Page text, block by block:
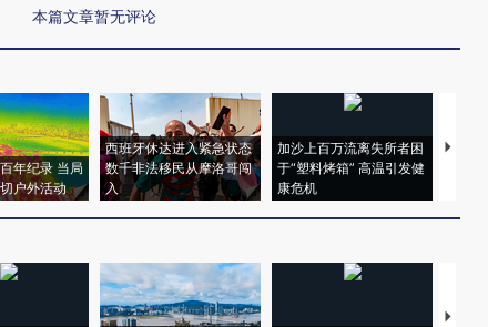
本篇文章暂无评论
年纪录 当局
户外活动
西班牙休达进入紧急状态
数千非法移民从摩洛哥闯
入
加沙上百万流离失所者困
于“塑料烤箱” 高温引发健
康危机
视线
术：
【推